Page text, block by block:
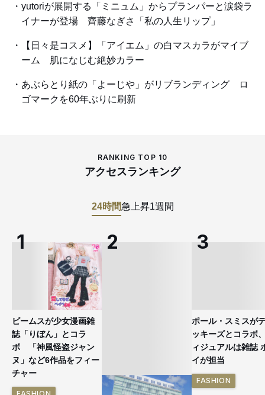
yutoriが展開する「ミニュム」からプランパーと涙袋ラ
イナーが登場 齊藤なぎさ「私の人生リップ」
【日々是コスメ】「アイエム」の白マスカラがマイブ
ーム 肌になじむ絶妙カラー
あぶらとり紙の「よーじや」がリブランディング ロ
ゴマークを60年ぶりに刷新
RANKING TOP 10
アクセスランキング
24時間急上昇1週間
ビームスが少女漫画雑
誌「りぼん」とコラ
ボ 「神風怪盗ジャン
ヌ」など6作品をフィー
チャー
ポール・スミスが
ッキーズとコラボ
ィジュアルは雑誌
イが担当
FASHION